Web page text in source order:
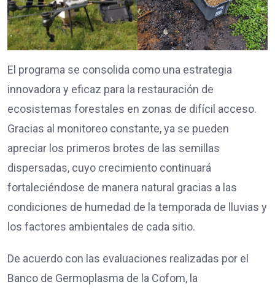
El programa se consolida como una estrategia
innovadora y eficaz para la restauración de
ecosistemas forestales en zonas de difícil acceso.
Gracias al monitoreo constante, ya se pueden
apreciar los primeros brotes de las semillas
dispersadas, cuyo crecimiento continuará
fortaleciéndose de manera natural gracias a las
condiciones de humedad de la temporada de lluvias y
los factores ambientales de cada sitio.
De acuerdo con las evaluaciones realizadas por el
Banco de Germoplasma de la Cofom, la